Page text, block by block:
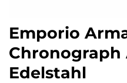
Emporio
Chronograph
Edelstahl